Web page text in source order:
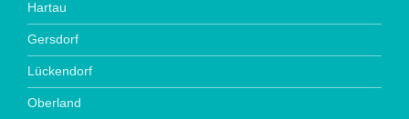
Hartau
Gersdorf
Lückendorf
Oberland